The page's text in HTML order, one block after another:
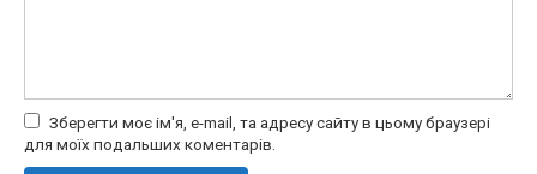
Зберегти моє ім'я, e-mail, та адресу сайту в цьому браузері
для моїх подальших коментарів.